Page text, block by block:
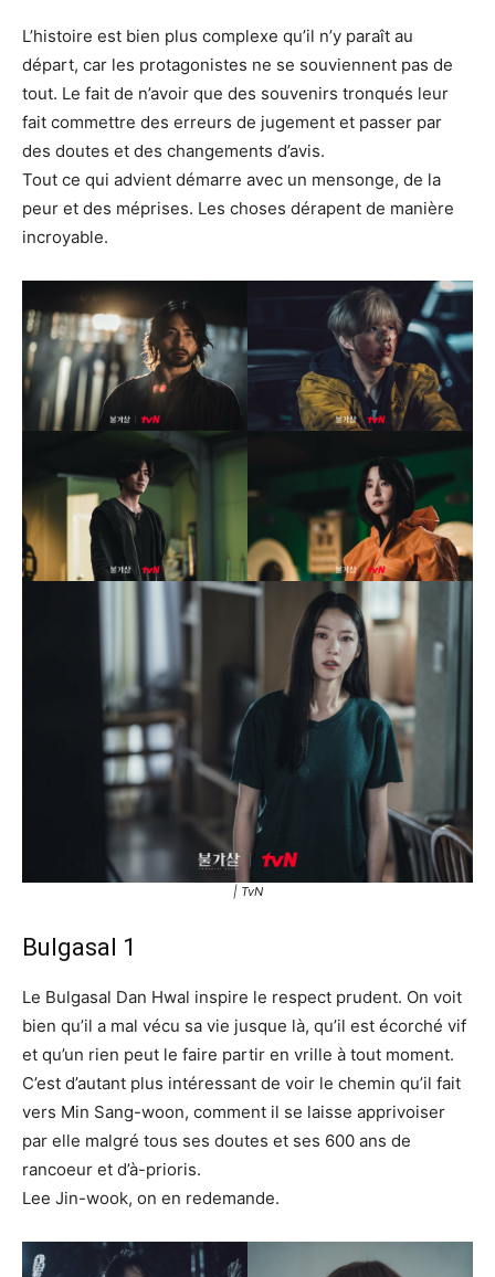
L’histoire est bien plus complexe qu’il n’y paraît au
départ, car les protagonistes ne se souviennent pas de
tout. Le fait de n’avoir que des souvenirs tronqués leur
fait commettre des erreurs de jugement et passer par
des doutes et des changements d’avis.
Tout ce qui advient démarre avec un mensonge, de la
peur et des méprises. Les choses dérapent de manière
incroyable.
| TvN
Bulgasal 1
Le Bulgasal Dan Hwal inspire le respect prudent. On voit
bien qu’il a mal vécu sa vie jusque là, qu’il est écorché vif
et qu’un rien peut le faire partir en vrille à tout moment.
C’est d’autant plus intéressant de voir le chemin qu’il fait
vers Min Sang-woon, comment il se laisse apprivoiser
par elle malgré tous ses doutes et ses 600 ans de
rancoeur et d’à-prioris.
Lee Jin-wook, on en redemande.